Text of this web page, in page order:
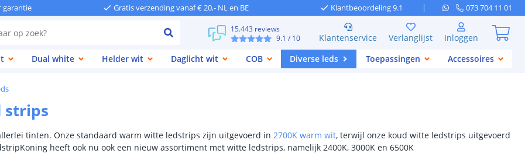
garantie Gratis verzending vanaf € 20,- NL en BE Klantbeoordeling 9.1 073 704 11 01
15.443 reviews
9.1 / 10 Klantenservice Verlanglijst
Inloggen
Dual white Helder wit Daglicht wit COB Diverse leds Toepassingen Accessoires
strips
tinten. Onze standaard warm witte ledstrips zijn uitgevoerd in 2700K warm wit, terwijl onze koud witte ledstrips uitgevoerd
heeft ook nu ook een nieuw assortiment met witte ledstrips, namelijk 2400K, 3000K en 6500K